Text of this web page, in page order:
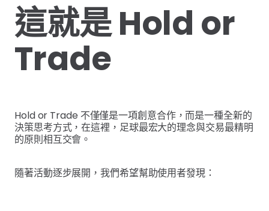
這就是 Hold or
Trade
Hold or Trade 不僅僅是一項創意合作，而是一種全新的
決策思考方式，在這裡，足球最宏大的理念與交易最精明
的原則相互交會。
隨著活動逐步展開，我們希望幫助使用者發現：